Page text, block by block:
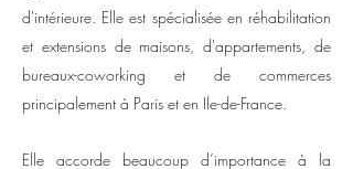
d'intérieure. Elle est spécialisée en réhabilitation
et extensions de maisons, d'appartements, de
bureaux-coworking et de commerces
principalement à Paris et en Ile-de-France.
Elle accorde beaucoup d’importance à la